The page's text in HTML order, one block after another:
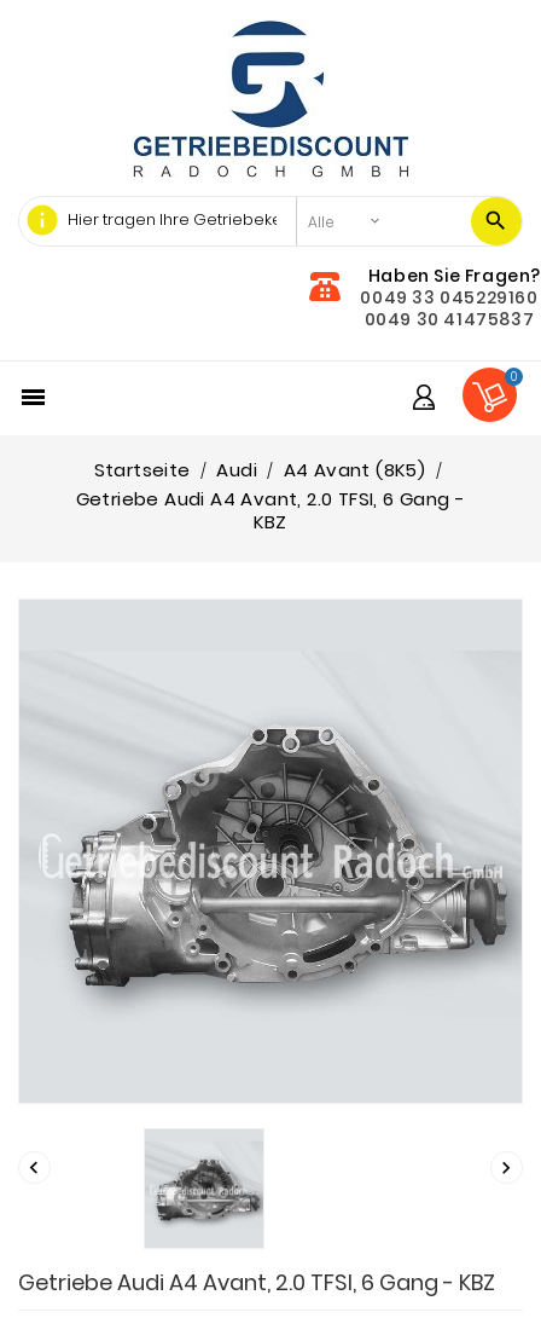
info
Haben Sie Fragen?
0049 33 045229160
0049 30 41475837

0
Startseite Audi
A4 Avant (8K5)
Getriebe Audi A4 Avant, 2.0 TFSI, 6 Gang -
KBZ
 
Getriebe Audi A4 Avant, 2.0 TFSI, 6 Gang - KBZ